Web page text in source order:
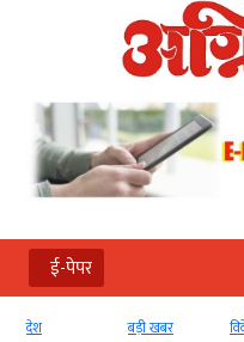
ई-पेपर
बड़ी खबर विदेश